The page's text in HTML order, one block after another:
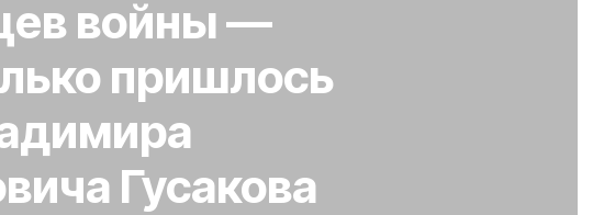
войны —
пришлось
Гусакова